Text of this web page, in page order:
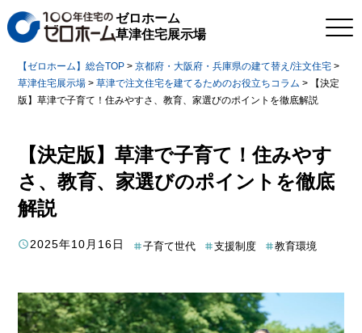
ゼロホーム
草津住宅展示場
【ゼロホーム】総合TOP >京都府・大阪府・兵庫県の建て替え/注文住宅 >
草津住宅展示場 >草津で注文住宅を建てるためのお役立ちコラム >
【決定
版】草津で子育て！住みやすさ、教育、家選びのポイントを徹底解説
【決定版】草津で子育て！住みやす
さ、教育、家選びのポイントを徹底
解説
2025年10月16日 子育て世代 支援制度 教育環境